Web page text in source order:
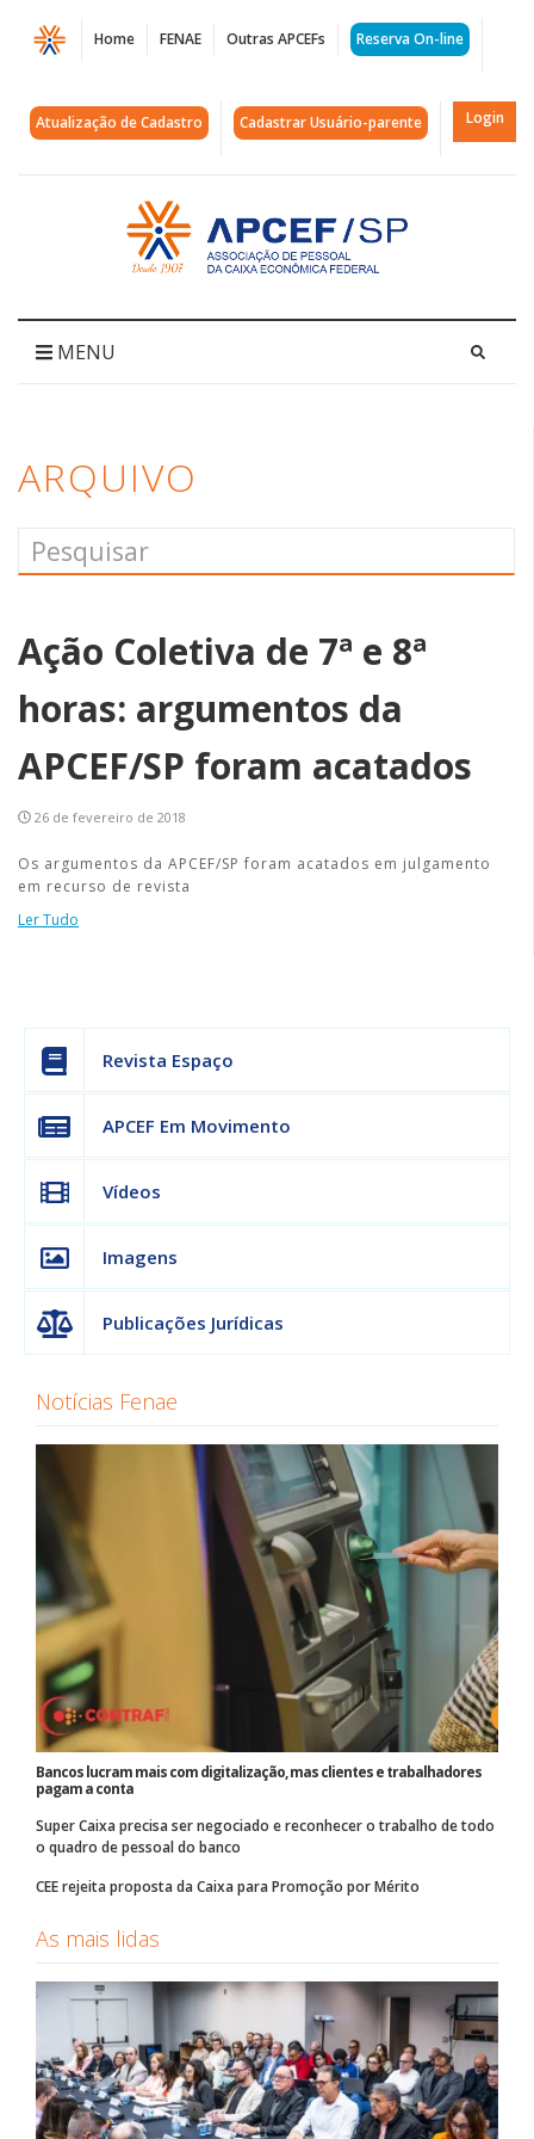
Página
Arquivos
açãocoletiva
APCEF/SP
Home FENAE Outras APCEFs Reserva On-line
Atualização de Cadastro Cadastrar Usuário-parente Login
Acessar
página
inicial
MENU
ARQUIVO
Ação Coletiva de 7ª e 8ª
horas: argumentos da
APCEF/SP foram acatados
26 de fevereiro de 2018
Os argumentos da APCEF/SP foram acatados em julgamento
em recurso de revista
Ler Tudo
Revista Espaço
APCEF Em Movimento
Vídeos
Imagens
Publicações Jurídicas
Notícias Fenae
Bancos lucram mais com digitalização, mas clientes e trabalhadores
pagam a conta
Super Caixa precisa ser negociado e reconhecer o trabalho de todo
o quadro de pessoal do banco
CEE rejeita proposta da Caixa para Promoção por Mérito
As mais lidas